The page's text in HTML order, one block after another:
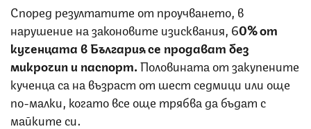
Според резултатите от проучването, в
нарушение на законовите изисквания, 60% от
кученцата в България се продават без
микрочип и паспорт.Половината от закупените
кученца са на възраст от шест седмици или още
по-малки, когато все още трябва да бъдат с
майките си.